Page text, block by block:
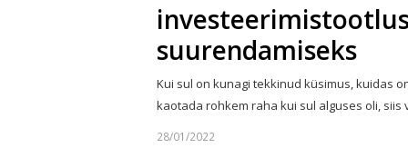
suurendamiseks
Kui sul on kunagi tekkinud küsimus, kuidas
kaotada rohkem raha kui sul alguses oli, siis
28/01/2022